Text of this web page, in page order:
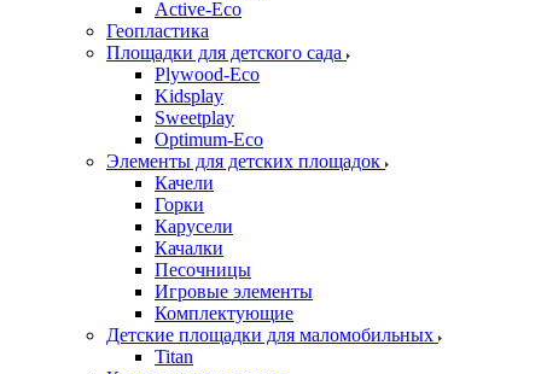
Active-Eco
Геопластика
Площадки для детского сада
Plywood-Eco
Kidsplay
Sweetplay
Оptimum-Еco
Элементы для детских площадок
Качели
Горки
Карусели
Качалки
Песочницы
Игровые элементы
Комплектующие
Детские площадки для маломобильных
Titan